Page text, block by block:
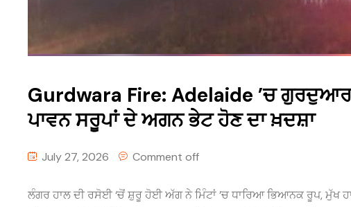
Gurdwara Fire: Adelaide ’ਚ
ਪਾਵਨ ਸਰੂਪਾਂ ਦੇ ਅਗਨ ਭੇਟ ਹੋਣ ਦਾ ਖ਼ਦਸ਼ਾ
July 27, 2026 Comment off
ਲੰਗਰ ਹਾਲ ਦੀ ਰਸੋਈ ‘ਚੋਂ ਸ਼ੁਰੂ ਹੋਈ ਅੱਗ ਨੇ ਮਿੰਟਾਂ ’ਚ ਧਾਰਿਆ ਭਿਆਨਕ ਰੂਪ, ਮੁੱਖ